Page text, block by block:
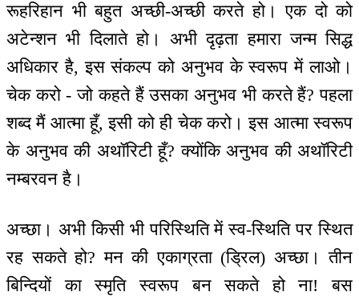
रूहरिहान भी बहुत अच्छी-अच्छी करते हो। एक दो को
अटेन्शन भी दिलाते हो। अभी दृढ़ता हमारा जन्म सिद्ध
अधिकार है, इस संकल्प को अनुभव के स्वरूप में लाओ।
चेक करो - जो कहते हैं उसका अनुभव भी करते हैं? पहला
शब्द मैं आत्मा हूँ, इसी को ही चेक करो। इस आत्मा स्वरूप
के अनुभव की अथॉरिटी हूँ? क्योंकि अनुभव की अथॉरिटी
नम्बरवन है।
अच्छा। अभी किसी भी परिस्थिति में स्व-स्थिति पर स्थित
रह सकते हो? मन की एकाग्रता (ड्रिल) अच्छा। तीन
बिन्दियों का स्मृति स्वरूप बन सकते हो ना! बस